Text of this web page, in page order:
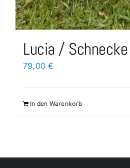
Lucia / Schnecke
79,00€
In den Warenkorb